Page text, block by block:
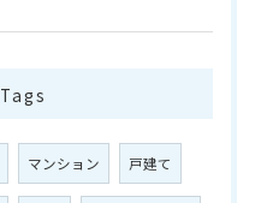
Tags
マンション 戸建て